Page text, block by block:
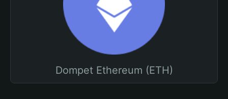
Dompet Ethereum (ETH)